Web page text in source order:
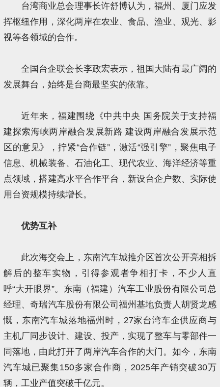
台湾商业总会理事长许舒博认为，福州、厦门应发
挥枢纽作用，深化两岸在农业、食品、渔业、观光、影
视等各领域的合作。
全国台企联会长李政宏表示，祖国大陆有最广阔的
发展舞台，始终是台商最坚实的依靠。
近年来，福建围绕《中共中央 国务院关于支持福
建探索海峡两岸融合发展新路 建设两岸融合发展示范
区的意见》，拧紧“合作链”，激活“强引擎”，聚焦电子
信息、机械装备、石油化工、现代农业、海洋经济等重
点领域，搭建高水平合作平台，新设台企户数、实际使
用台资规模持续增长。
优势互补
此次海交会上，东南汽车城推介区首次公开亮相拆
解后的整车实物，引得参观者争相打卡，不少人直
呼“大开眼界”。东南（福建）汽车工业股份有限公司总
经理、奇瑞汽车股份有限公司福州基地负责人胡贤龙感
慨，东南汽车城落地福州时，27家台湾车企供应商与
主机厂同步设计、建设、投产，实现了整车与零部件一
同落地，由此打开了两岸汽车合作的大门。如今，东南
汽车城已聚集150多家合作商，2025年产销突破30万
辆，工业产值突破千亿元。